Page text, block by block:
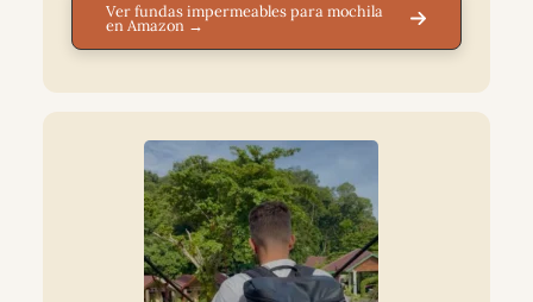
Ver fundas impermeables para mochila
en Amazon →